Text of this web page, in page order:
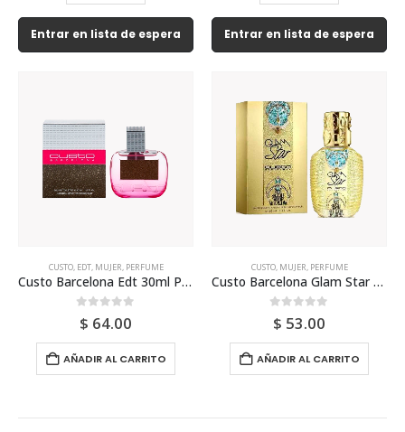
Entrar en lista de espera Entrar en lista de espera
CUSTO, EDT, MUJER PERFUME
Custo Barcelona Edt 30ml Para Mujer
0out of 5
$ 64.00
AÑADIR AL CARRITO
CUSTO, MUJER PERFUME
Custo Barcelona Glam Star 100ml Para Mujer
0out of 5
$ 53.00
AÑADIR AL CARRITO